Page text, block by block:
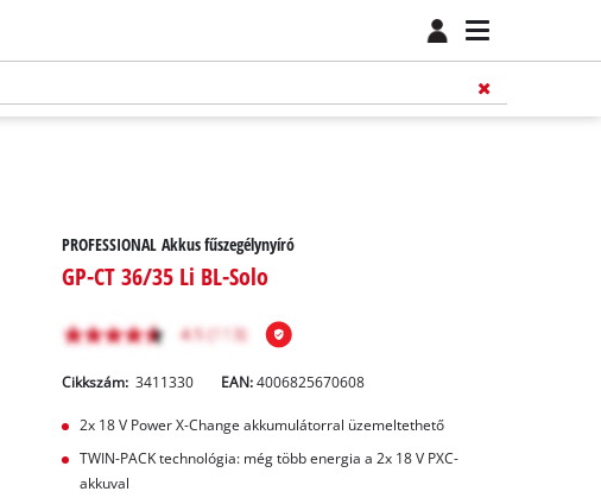
PROFESSIONAL Akkus fűszegélynyíró
GP-CT 36/35 Li BL-Solo
Cikkszám: 3411330 EAN:4006825670608
2x 18 V Power X-Change akkumulátorral üzemeltethető
TWIN-PACK technológia: még több energia a 2x 18 V PXC-
akkuval